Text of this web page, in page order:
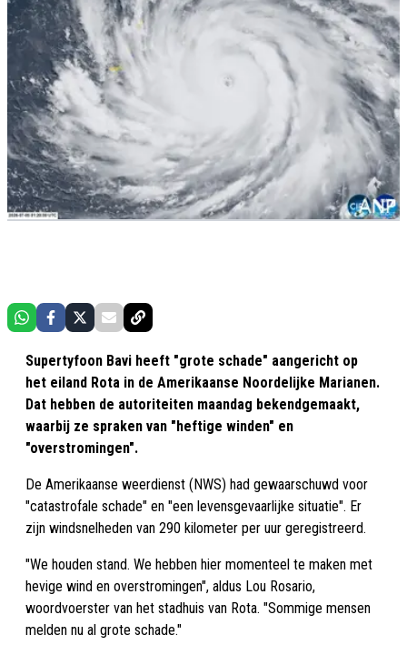
Supertyfoon Bavi heeft "grote schade" aangericht op
het eiland Rota in de Amerikaanse Noordelijke Marianen.
Dat hebben de autoriteiten maandag bekendgemaakt,
waarbij ze spraken van "heftige winden" en
"overstromingen".
De Amerikaanse weerdienst (NWS) had gewaarschuwd voor
"catastrofale schade" en "een levensgevaarlijke situatie". Er
zijn windsnelheden van 290 kilometer per uur geregistreerd.
"We houden stand. We hebben hier momenteel te maken met
hevige wind en overstromingen", aldus Lou Rosario,
woordvoerster van het stadhuis van Rota. "Sommige mensen
melden nu al grote schade."